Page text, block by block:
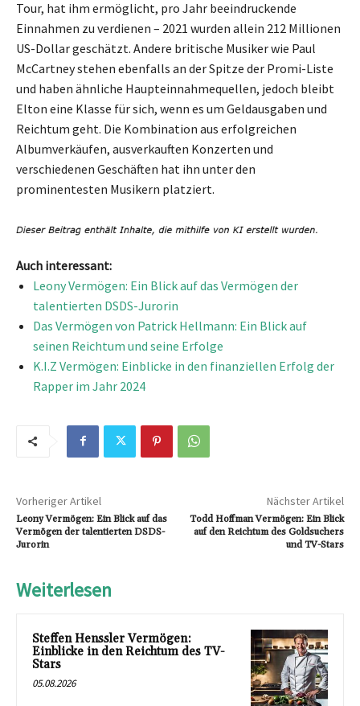
Tour, hat ihm ermöglicht, pro Jahr beeindruckende
Einnahmen zu verdienen – 2021 wurden allein 212 Millionen
US-Dollar geschätzt. Andere britische Musiker wie Paul
McCartney stehen ebenfalls an der Spitze der Promi-Liste
und haben ähnliche Haupteinnahmequellen, jedoch bleibt
Elton eine Klasse für sich, wenn es um Geldausgaben und
Reichtum geht. Die Kombination aus erfolgreichen
Albumverkäufen, ausverkauften Konzerten und
verschiedenen Geschäften hat ihn unter den
prominentesten Musikern platziert.
Auch interessant:
Leony Vermögen: Ein Blick auf das Vermögen der
talentierten DSDS-Jurorin
Das Vermögen von Patrick Hellmann: Ein Blick auf
seinen Reichtum und seine Erfolge
K.I.Z Vermögen: Einblicke in den finanziellen Erfolg der
Rapper im Jahr 2024
Vorheriger Artikel
Leony Vermögen: Ein Blick auf das
Vermögen der talentierten DSDS-
Jurorin
Nächster Artikel
Todd Hoffman Vermögen: Ein Blick
auf den Reichtum des Goldsuchers
und TV-Stars
Weiterlesen
Steffen Henssler Vermögen:
Einblicke in den Reichtum des TV-
Stars
05.08.2026